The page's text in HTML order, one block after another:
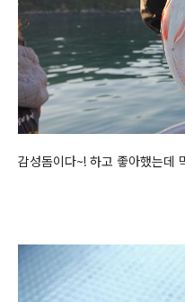
감성돔이다~! 하고 좋아했는데